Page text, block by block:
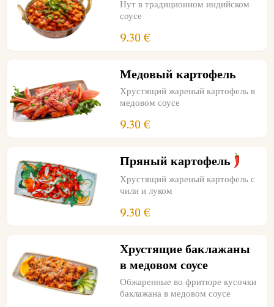
Нут в традиционном индийском
соусе
9.30 €
Медовый картофель
Хрустящий жареный картофель в
медовом соусе
9.30 €
Пряный картофель
Хрустящий жареный картофель с
чили и луком
9.30 €
Хрустящие баклажаны
в медовом соусе
Обжаренные во фритюре кусочки
баклажана в медовом соусе